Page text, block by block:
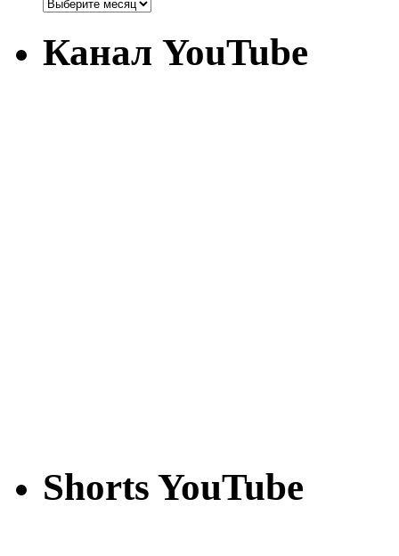
Канал YouTube
Shorts YouTube